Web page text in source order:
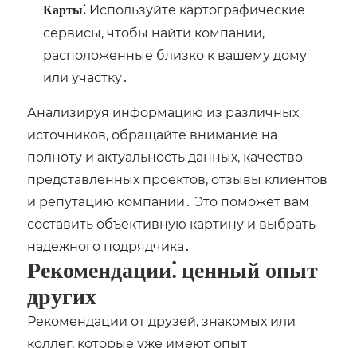
Карты⁚ Используйте картографические
сервисы, чтобы найти компании,
расположенные близко к вашему дому
или участку․
Анализируя информацию из различных
источников, обращайте внимание на
полноту и актуальность данных, качество
представленных проектов, отзывы клиентов
и репутацию компании․ Это поможет вам
составить объективную картину и выбрать
надежного подрядчика․
Рекомендации⁚ ценный опыт
других
Рекомендации от друзей, знакомых или
коллег, которые уже имеют опыт